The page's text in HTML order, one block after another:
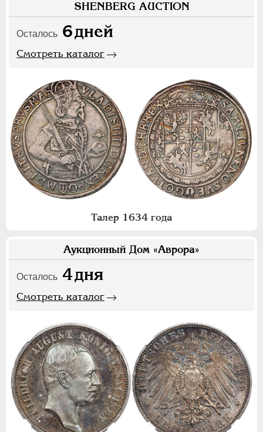
SHENBERG AUCTION
Осталось 6дней
Смотреть каталог
Талер 1634 года
Аукционный Дом «Аврора»
Осталось 4дня
Смотреть каталог